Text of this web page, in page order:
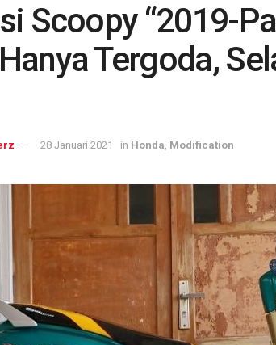
Scoopy “2019-
Tergoda,
28 Januari 2021 in Honda Modification